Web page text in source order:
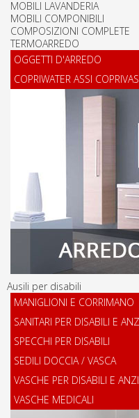
MOBILI LAVANDERIA
MOBILI COMPONIBILI
COMPOSIZIONI COMPLETE
TERMOARREDO
OGGETTI D'ARREDO
COPRIWATER ASSI
Ausili per disabili
MANIGLIONI E CORRIMANO
SANITARI PER DISABILI E
SPECCHI PER DISABILI
SEDILI DOCCIA / VASCA
VASCHE PER DISABILI E
VASCHE MEDICALI